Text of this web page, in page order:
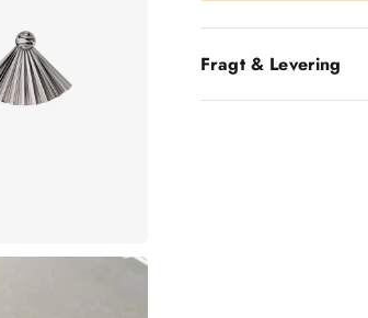
Fragt & Levering